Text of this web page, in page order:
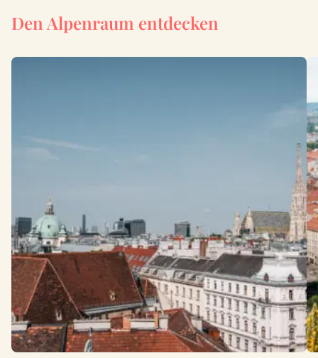
Den Alpenraum entdecken